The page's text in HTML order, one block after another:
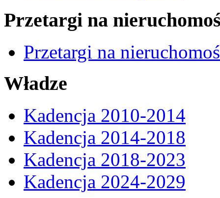
Przetargi na
Przetargi na
Władze
Kadencja 2010-2014
Kadencja 2014-2018
Kadencja 2018-2023
Kadencja 2024-2029